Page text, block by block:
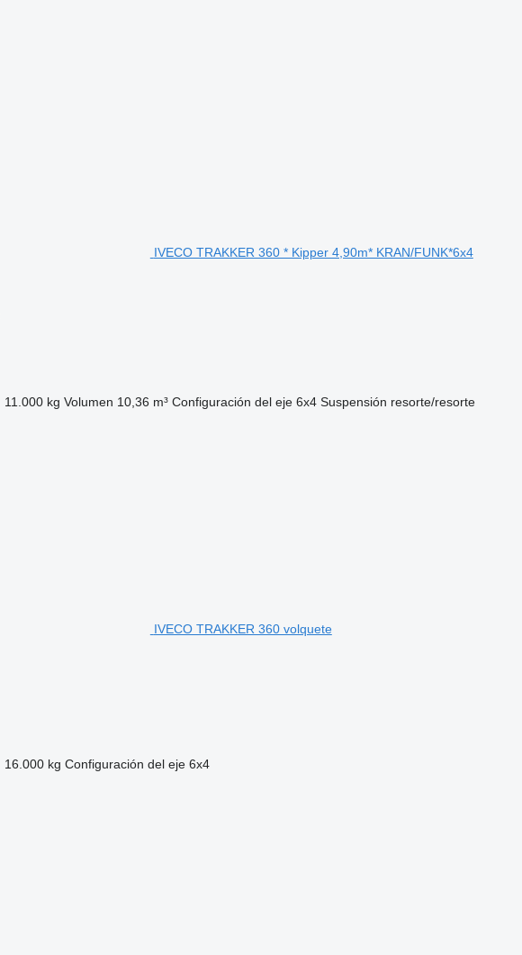
IVECO TRAKKER 360 * Kipper 4,90m* KRAN/FUNK*6x4
11.000 kg Volumen 10,36 m³ Configuración del eje 6x4 Suspensión resorte/resorte
IVECO TRAKKER 360 volquete
16.000 kg Configuración del eje 6x4